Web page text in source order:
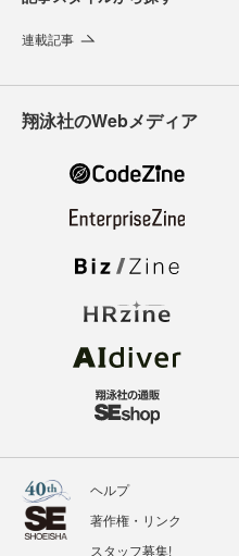
連載記事
翔泳社のWebメディア
ヘルプ
著作権・リンク
スタッフ募集!